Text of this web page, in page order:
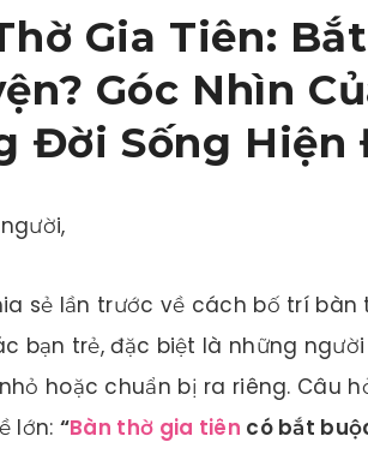
Gia Tiên:
Góc Nhìn
Đời Sống Hiện
sẻ lần trước về cách bố trí
bạn trẻ, đặc biệt là những
hoặc chuẩn bị ra riêng. Câu
lớn: “Bàn thờ gia tiên có bắt